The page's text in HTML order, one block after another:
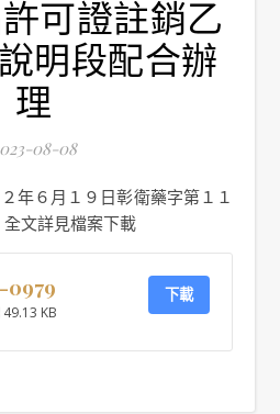
可證註銷乙
明段配合辦
理
08-08
文詳見檔案下載
0979
49.13 KB
下載